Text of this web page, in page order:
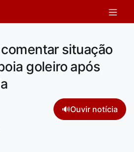
situação
goleiro após
🔊Ouvir notícia